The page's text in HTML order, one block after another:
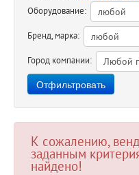
Оборудование:
Бренд, марка:
Город компании:
К сожалению,
заданным
найдено!